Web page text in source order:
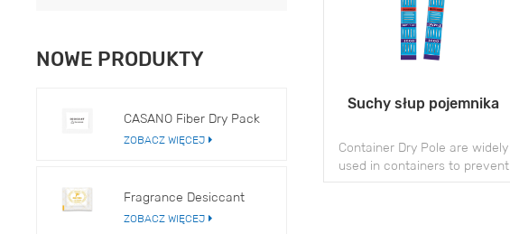
Suchy słup pojemnika
Container Dry Pole are widely
used in containers to prevent
moisture during storage and
NOWE PRODUKTY
CASANO Fiber Dry Pack
ZOBACZ WIĘCEJ
Fragrance Desiccant
ZOBACZ WIĘCEJ